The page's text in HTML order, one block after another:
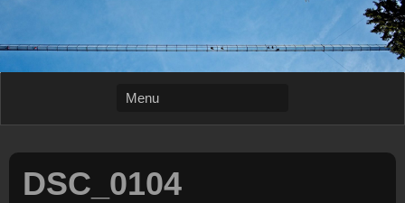
DSC_0104